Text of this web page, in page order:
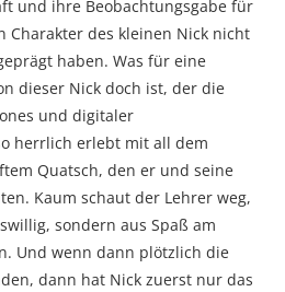
und ihre Beobachtungsgabe für
Charakter des kleinen Nick nicht
haben. Was für eine
dieser Nick doch ist, der die
und digitaler
herrlich erlebt mit all dem
Quatsch, den er und seine
Kaum schaut der Lehrer weg,
sondern aus Spaß am
Und wenn dann plötzlich die
dann hat Nick zuerst nur das